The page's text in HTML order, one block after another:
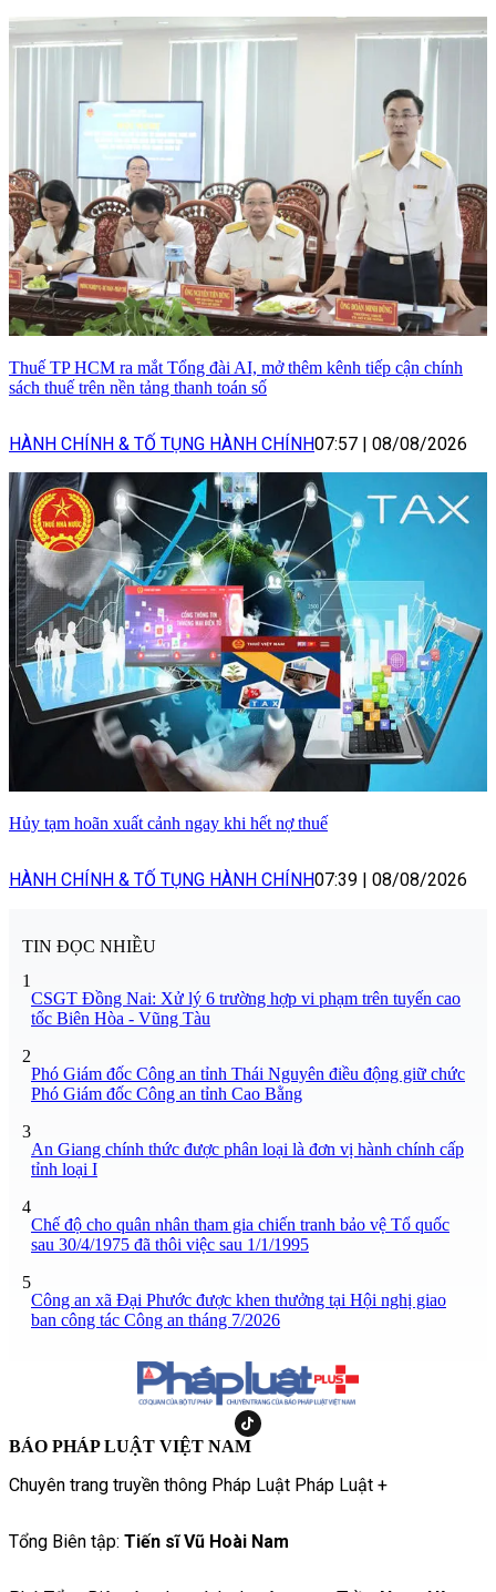
Thuế TP HCM ra mắt Tổng đài AI, mở thêm kênh tiếp cận chính
sách thuế trên nền tảng thanh toán số
HÀNH CHÍNH & TỐ TỤNG HÀNH CHÍNH07:57 | 08/08/2026
Hủy tạm hoãn xuất cảnh ngay khi hết nợ thuế
HÀNH CHÍNH & TỐ TỤNG HÀNH CHÍNH07:39 | 08/08/2026
TIN ĐỌC NHIỀU
1
CSGT Đồng Nai: Xử lý 6 trường hợp vi phạm trên tuyến cao
tốc Biên Hòa - Vũng Tàu
2
Phó Giám đốc Công an tỉnh Thái Nguyên điều động giữ chức
Phó Giám đốc Công an tỉnh Cao Bằng
3
An Giang chính thức được phân loại là đơn vị hành chính cấp
tỉnh loại I
4
Chế độ cho quân nhân tham gia chiến tranh bảo vệ Tổ quốc
sau 30/4/1975 đã thôi việc sau 1/1/1995
5
Công an xã Đại Phước được khen thưởng tại Hội nghị giao
ban công tác Công an tháng 7/2026
BÁO PHÁP LUẬT VIỆT NAM
Chuyên trang truyền thông Pháp Luật Pháp Luật +
Tổng Biên tập: Tiến sĩ Vũ Hoài Nam